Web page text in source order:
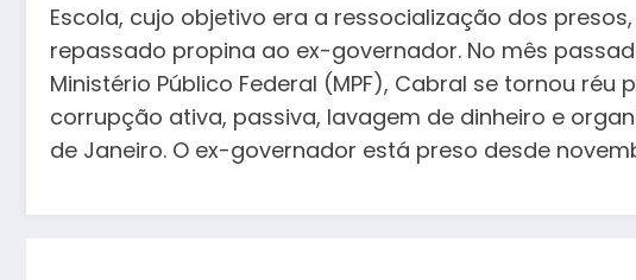
Escola, cujo objetivo era a ressocialização dos
repassado propina ao ex-governador. No mês
Ministério Público Federal (MPF), Cabral se tornou réu
corrupção ativa, passiva, lavagem de dinheiro e
de Janeiro. O ex-governador está preso desde